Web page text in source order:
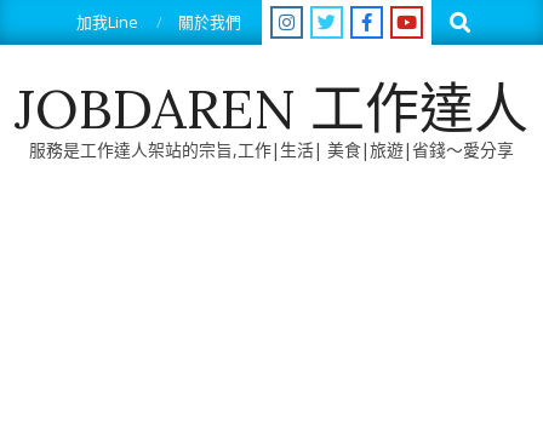
to
加我Line 關於我們 Search
JOBDAREN 工作達人
服務是工作達人架站的宗旨,工作|生活| 美食|旅遊|省錢～愛分享